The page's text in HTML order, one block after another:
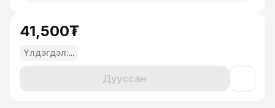
41,500₮
Үлдэгдэл:...
Дууссан